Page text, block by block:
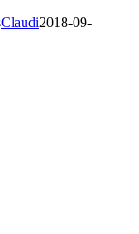
Claudi2018-09-